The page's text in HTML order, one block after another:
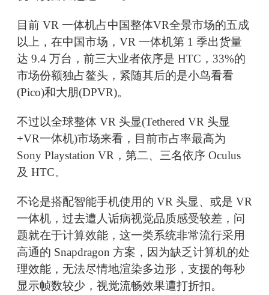
目前 VR 一体机占中国整体VR全景市场的五成
以上，在中国市场，VR 一体机第 1 季出货量
达 9.4 万台，前三大业者依序是 HTC，33%的
市场份额独占鳌头，紧随其后的是小鸟看看
(Pico)和大朋(DPVR)。
不过以全球整体 VR 头显(Tethered VR 头显
+VR一体机)市场来看，目前市占率最高为
Sony Playstation VR，第二、三名依序 Oculus
及 HTC。
不论是搭配智能手机使用的 VR 头显、或是 VR
一体机，过去遭人诟病视觉品质感受较差，问
题就在于计算效能，这一类系统非常流行采用
高通的 Snapdragon 方案，因为缺乏计算机的处
理效能，无法尽情地渲染多边形，支援的每秒
显示帧数较少，视觉流畅效果遭打折扣。